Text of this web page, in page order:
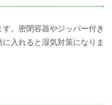
。密閉容器やジッパー付き
入れると湿気対策になりま